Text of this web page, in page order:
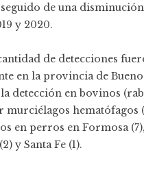
de una
y 2020.
de detecciones
en la provincia de
detección en bovinos
hematófagos
en perros en Formosa
y Santa Fe (1).